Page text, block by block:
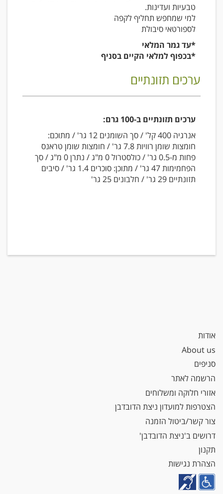
טבעיות ועדינות.
למי שמחפש תחליף לקפה
לספורטאי סיבולת
*עד גמר המלאי
*בכפוף למלאי הקיים בסניף
ערכים תזונתיים
ערכים תזונתיים ב-100 גרם:
אנרגיה 400 קל' / סך השומנים 12 גר' / מתוכם:
חומצות שומן רוויות 7.8 גר' / חומצות שומן טראנס
פחות מ-0.5 גר' / כולסטרול 0 מ"ג / נתרן 0 מ"ג / סך
הפחמימות 47 גר' / מתוכן: סוכרים 1.4 גר' / סיבים
תזונתיים 29 גר' / חלבונים 25 גר'
אודות
About us
סניפים
הרשמה לאתר
אזורי חלוקה ומשלוחים
הצטרפות למועדון ניצת הדובדבן
צור קשר/ביטול הזמנה
דרושים ב'ניצת הדובדבן'
תקנון
הצהרת נגישות